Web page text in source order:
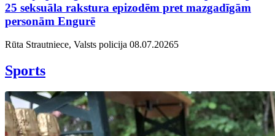
25 seksuāla rakstura epizodēm pret mazgadīgām
personām Engurē
Rūta Strautniece, Valsts policija 08.07.20265
Sports